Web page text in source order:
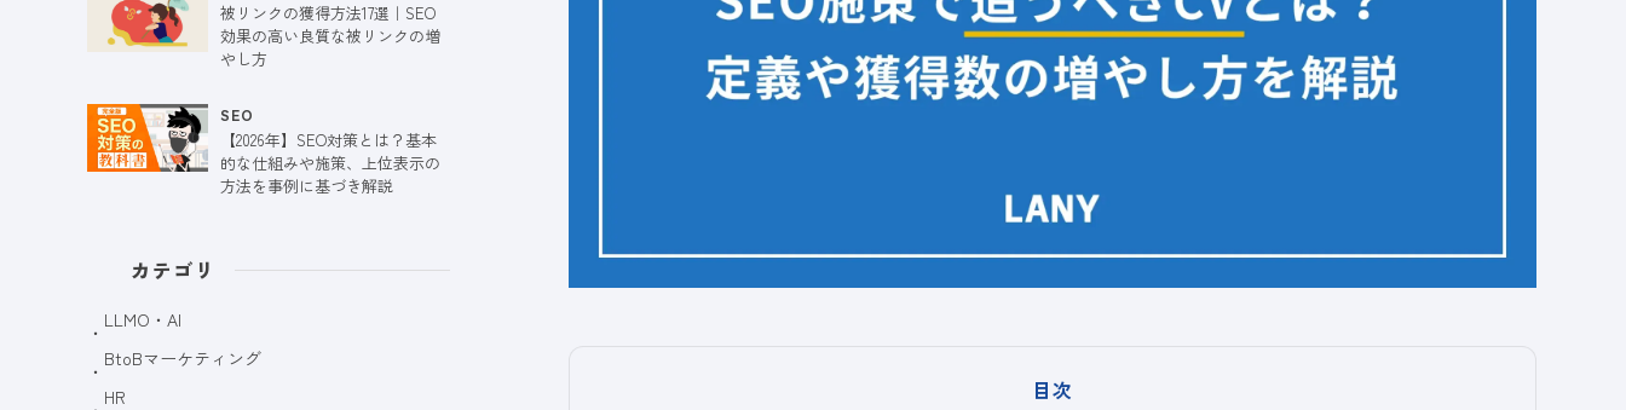
目次
被リンクの獲得方法17選｜SEO
効果の高い良質な被リンクの増
やし方
SEO
【2026年】SEO対策とは？基本
的な仕組みや施策、上位表示の
方法を事例に基づき解説
カテゴリ
LLMO・AI
BtoBマーケティング
HR